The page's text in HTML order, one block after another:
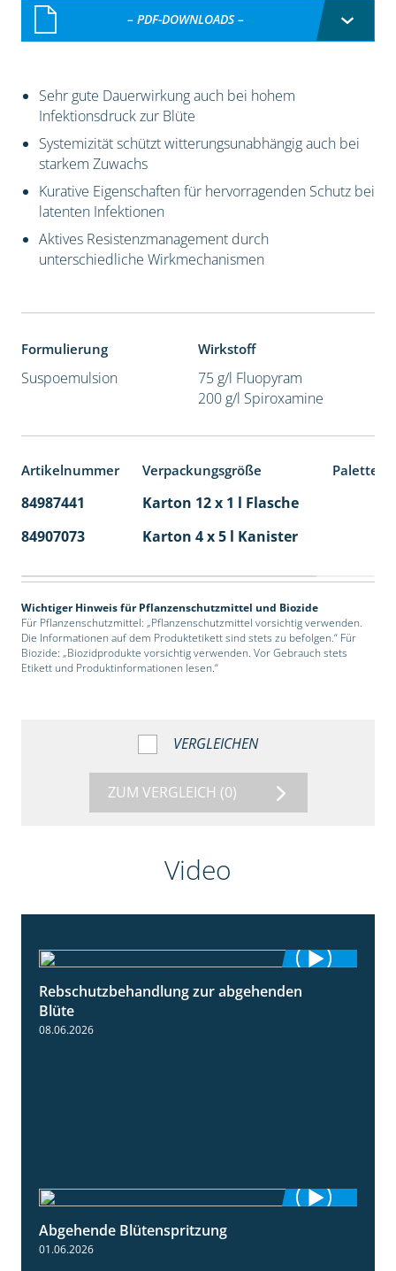
– PDF-DOWNLOADS –
Sehr gute Dauerwirkung auch bei hohem
Infektionsdruck zur Blüte
Systemizität schützt witterungsunabhängig auch bei
starkem Zuwachs
Kurative Eigenschaften für hervorragenden Schutz bei
latenten Infektionen
Aktives Resistenzmanagement durch
unterschiedliche Wirkmechanismen
Formulierung
Suspoemulsion
Wirkstoff
75 g/l Fluopyram
200 g/l Spiroxamine
Artikelnummer Verpackungsgröße
84987441 Karton 12 x 1 l Flasche
84907073
Karton 4 x 5 l Kanister
Wichtiger Hinweis für Pflanzenschutzmittel und Biozide
Für Pflanzenschutzmittel: „Pflanzenschutzmittel vorsichtig verwenden.
Die Informationen auf dem Produktetikett sind stets zu befolgen.“ Für
Biozide: „Biozidprodukte vorsichtig verwenden. Vor Gebrauch stets
Etikett und Produktinformationen lesen.“
VERGLEICHEN
ZUM VERGLEICH (0)
Video
3:06
Rebschutzbehandlung zur abgehenden
Blüte
08.06.2026
Abgehende Blütenspritzung
01.06.2026